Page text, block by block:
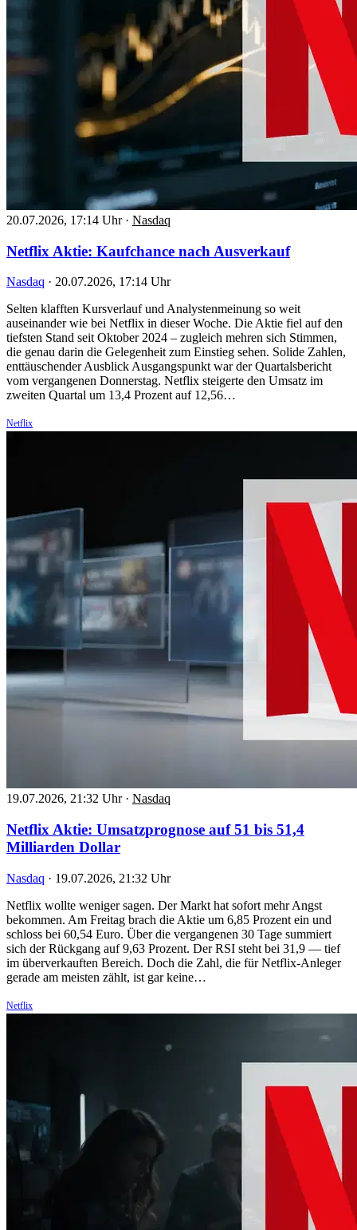
20.07.2026, 17:14 Uhr · Nasdaq
Netflix Aktie: Kaufchance nach Ausverkauf
Nasdaq · 20.07.2026, 17:14 Uhr
Selten klafften Kursverlauf und Analystenmeinung so weit
auseinander wie bei Netflix in dieser Woche. Die Aktie fiel auf den
tiefsten Stand seit Oktober 2024 – zugleich mehren sich Stimmen,
die genau darin die Gelegenheit zum Einstieg sehen. Solide Zahlen,
enttäuschender Ausblick Ausgangspunkt war der Quartalsbericht
vom vergangenen Donnerstag. Netflix steigerte den Umsatz im
zweiten Quartal um 13,4 Prozent auf 12,56…
Netflix
19.07.2026, 21:32 Uhr · Nasdaq
Netflix Aktie: Umsatzprognose auf 51 bis 51,4
Milliarden Dollar
Nasdaq · 19.07.2026, 21:32 Uhr
Netflix wollte weniger sagen. Der Markt hat sofort mehr Angst
bekommen. Am Freitag brach die Aktie um 6,85 Prozent ein und
schloss bei 60,54 Euro. Über die vergangenen 30 Tage summiert
sich der Rückgang auf 9,63 Prozent. Der RSI steht bei 31,9 — tief
im überverkauften Bereich. Doch die Zahl, die für Netflix-Anleger
gerade am meisten zählt, ist gar keine…
Netflix